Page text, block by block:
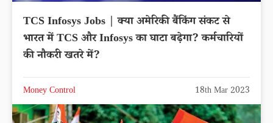
TCS Infosys Jobs | क्या अमेरिकी बैंकिंग संकट से
भारत में TCS और Infosys का घाटा बढ़ेगा? कर्मचारियों
की नौकरी खतरे में?
Money Control 18th Mar 2023